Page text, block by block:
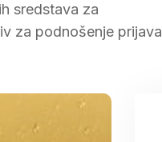
sredstava za
za podnošenje prijava